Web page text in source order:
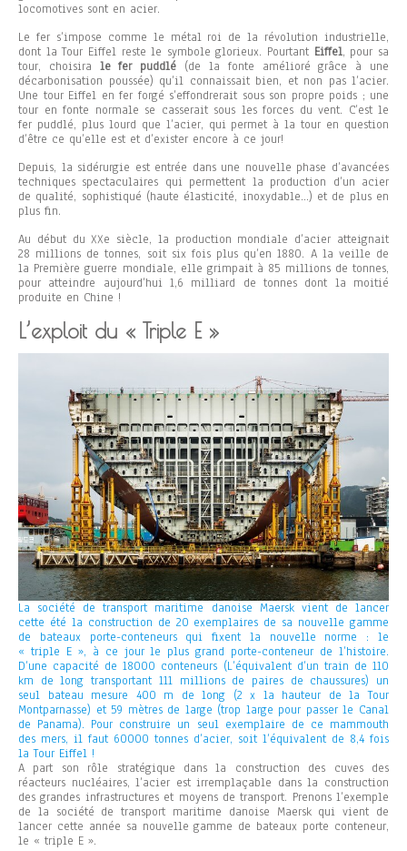
locomotives sont en acier.
Le fer s’impose comme le métal roi de la révolution industrielle,
dont la Tour Eiffel reste le symbole glorieux. Pourtant Eiffel, pour sa
tour, choisira le fer puddlé (de la fonte amélioré grâce à une
décarbonisation poussée) qu’il connaissait bien, et non pas l’acier.
Une tour Eiffel en fer forgé s’effondrerait sous son propre poids ; une
tour en fonte normale se casserait sous les forces du vent. C’est le
fer puddlé, plus lourd que l’acier, qui permet à la tour en question
d’être ce qu’elle est et d’exister encore à ce jour!
Depuis, la sidérurgie est entrée dans une nouvelle phase d’avancées
techniques spectaculaires qui permettent la production d’un acier
de qualité, sophistiqué (haute élasticité, inoxydable…) et de plus en
plus fin.
Au début du XXe siècle, la production mondiale d’acier atteignait
28 millions de tonnes, soit six fois plus qu’en 1880. A la veille de
la Première guerre mondiale, elle grimpait à 85 millions de tonnes,
pour atteindre aujourd’hui 1,6 milliard de tonnes dont la moitié
produite en Chine !
L’exploit du « Triple E »
La société de transport maritime danoise Maersk vient de lancer
cette été la construction de 20 exemplaires de sa nouvelle gamme
de bateaux porte-conteneurs qui fixent la nouvelle norme : le
« triple E », à ce jour le plus grand porte-conteneur de l’histoire.
D’une capacité de 18000 conteneurs (L’équivalent d’un train de 110
km de long transportant 111 millions de paires de chaussures) un
seul bateau mesure 400 m de long (2 x la hauteur de la Tour
Montparnasse) et 59 mètres de large (trop large pour passer le Canal
de Panama). Pour construire un seul exemplaire de ce mammouth
des mers, il faut 60000 tonnes d’acier, soit l’équivalent de 8,4 fois
la Tour Eiffel !
A part son rôle stratégique dans la construction des cuves des
réacteurs nucléaires, l’acier est irremplaçable dans la construction
des grandes infrastructures et moyens de transport. Prenons l’exemple
de la société de transport maritime danoise Maersk qui vient de
lancer cette année sa nouvelle gamme de bateaux porte conteneur,
le « triple E ».